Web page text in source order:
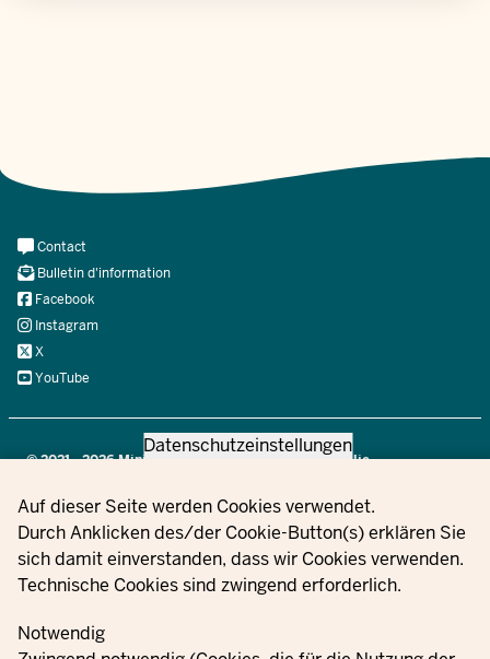
Privacy settings
Datenschutzeinstellungen
Auf dieser Seite werden Cookies verwendet.
Durch Anklicken des/der Cookie-Button(s) erklären Sie
sich damit einverstanden, dass wir Cookies verwenden.
Technische Cookies sind zwingend erforderlich.
Notwendig
Contact Commandes
légales
Information
des
Meta
Navi
Social
Contact
Bulletin d'information
Facebook
Instagram
X
YouTube
© 2021 - 2026 Ministerium für Kinder, Jugend, Familie,
Westfalen